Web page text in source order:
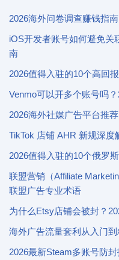
2026海外问卷调查赚钱指
iOS开发者账号如何避免关
南
2026值得入驻的10个高回
Venmo可以开多个账号吗
2026海外社媒广告平台推
TikTok 店铺 AHR 新规深度
2026值得入驻的10个俄罗
联盟营销（Affiliate
联盟广告专业术语
为什么Etsy店铺会被封？
海外广告流量套利从入门
2026最新Steam多账号防